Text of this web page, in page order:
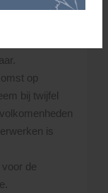
de leverplaats
op
bij twijfel
is
de